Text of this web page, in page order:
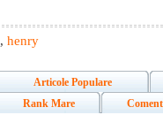
, henry
Articole Populare
Rank Mare